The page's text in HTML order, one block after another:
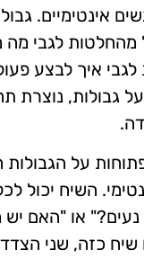
אינטימיים.
מהחלטות לגבי מה
איך לבצע
גבולות, נוצרת
על הגבולות
השיח יכול
או "האם
שיח כזה, שני